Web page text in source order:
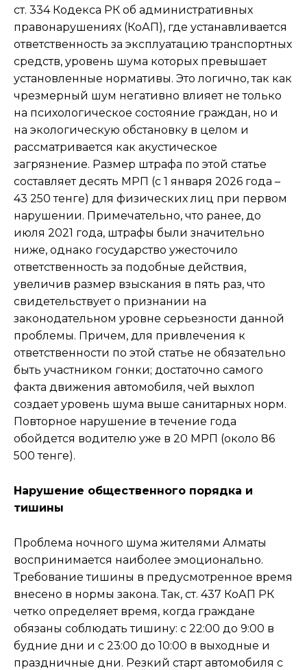
ст. 334 Кодекса РК об административных
правонарушениях (КоАП), где устанавливается
ответственность за эксплуатацию транспортных
средств, уровень шума которых превышает
установленные нормативы. Это логично, так как
чрезмерный шум негативно влияет не только
на психологическое состояние граждан, но и
на экологическую обстановку в целом и
рассматривается как акустическое
загрязнение. Размер штрафа по этой статье
составляет десять МРП (с 1 января 2026 года –
43 250 тенге) для физических лиц при первом
нарушении. Примечательно, что ранее, до
июля 2021 года, штрафы были значительно
ниже, однако государство ужесточило
ответственность за подобные действия,
увеличив размер взыскания в пять раз, что
свидетельствует о признании на
законодательном уровне серьезности данной
проблемы. Причем, для привлечения к
ответственности по этой статье не обязательно
быть участником гонки; достаточно самого
факта движения автомобиля, чей выхлоп
создает уровень шума выше санитарных норм.
Повторное нарушение в течение года
обойдется водителю уже в 20 МРП (около 86
500 тенге).
Нарушение общественного порядка и
тишины
Проблема ночного шума жителями Алматы
воспринимается наиболее эмоционально.
Требование тишины в предусмотренное время
внесено в нормы закона. Так, ст. 437 КоАП РК
четко определяет время, когда граждане
обязаны соблюдать тишину: с 22:00 до 9:00 в
будние дни и с 23:00 до 10:00 в выходные и
праздничные дни. Резкий старт автомобиля с